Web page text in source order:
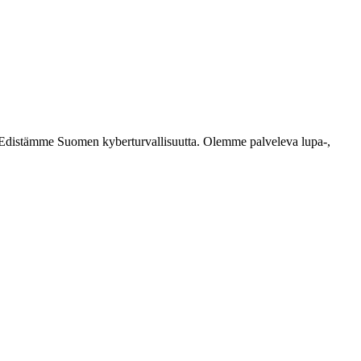
Suomen kyberturvallisuutta. Olemme palveleva lupa-,